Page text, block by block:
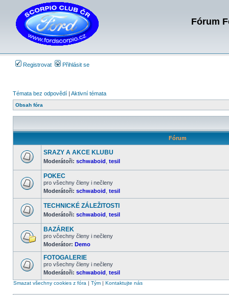
Fórum
Registrovat Přihlásit se
Témata bez odpovědí | Aktivní témata
Obsah fóra
Fórum
nové
příspěvky
SRAZY A AKCE KLUBU
Moderátoři: schwaboid tesil
Žádné
nové
příspěvky
POKEC
pro všechny členy i nečleny
Moderátoři: schwaboid tesil
nové
příspěvky
TECHNICKÉ ZÁLEŽITOSTI
Moderátoři: schwaboid tesil
Žádné
nové
příspěvky
BAZÁREK
pro včechny členy i nečleny
Moderátor: Demo
Žádné
nové
příspěvky
FOTOGALERIE
pro všechny členy i nečleny
Moderátoři: schwaboid tesil
Smazat všechny cookies z fóra | Tým | Kontaktujte nás